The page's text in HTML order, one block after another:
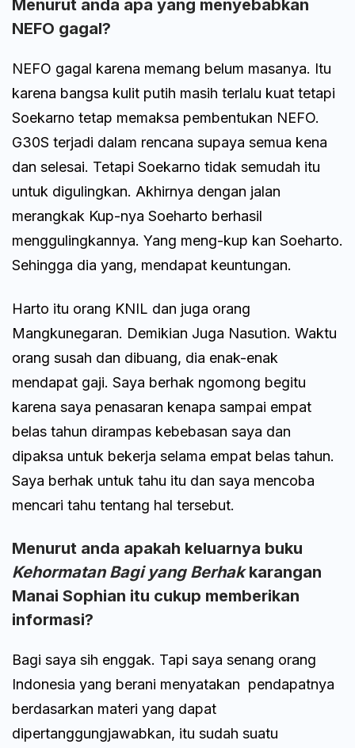
Menurut anda apa yang menyebabkan
NEFO gagal?
NEFO gagal karena memang belum masanya. Itu
karena bangsa kulit putih masih terlalu kuat tetapi
Soekarno tetap memaksa pembentukan NEFO.
G30S terjadi dalam rencana supaya semua kena
dan selesai. Tetapi Soekarno tidak semudah itu
untuk digulingkan. Akhirnya dengan jalan
merangkak Kup-nya Soeharto berhasil
menggulingkannya. Yang meng-kup kan Soeharto.
Sehingga dia yang, mendapat keuntungan.
Harto itu orang KNIL dan juga orang
Mangkunegaran. Demikian Juga Nasution. Waktu
orang susah dan dibuang, dia enak-enak
mendapat gaji. Saya berhak ngomong begitu
karena saya penasaran kenapa sampai empat
belas tahun dirampas kebebasan saya dan
dipaksa untuk bekerja selama empat belas tahun.
Saya berhak untuk tahu itu dan saya mencoba
mencari tahu tentang hal tersebut.
Menurut anda apakah keluarnya buku
Kehormatan Bagi yang Berhakkarangan
Manai Sophian itu cukup memberikan
informasi?
Bagi saya sih enggak. Tapi saya senang orang
Indonesia yang berani menyatakan pendapatnya
berdasarkan materi yang dapat
dipertanggungjawabkan, itu sudah suatu